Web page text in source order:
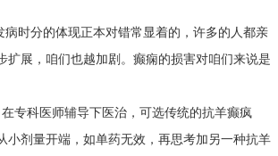
时分的体现正本对错常显着的，许多的人都亲
展，咱们也越加剧。癫痫的损害对咱们来说是
专科医师辅导下医治，可选传统的抗羊癫疯
剂量开端，如单药无效，再思考加另一种抗羊